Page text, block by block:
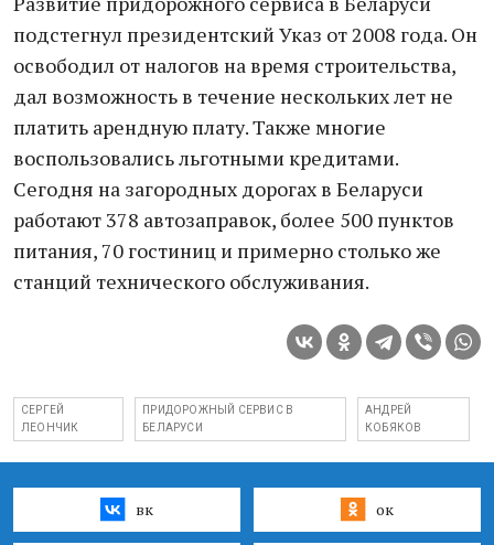
подстегнул президентский Указ от 2008 года. Он
освободил от налогов на время строительства,
дал возможность в течение нескольких лет не
платить арендную плату. Также многие
воспользовались льготными кредитами.
Сегодня на загородных дорогах в Беларуси
работают 378 автозаправок, более 500 пунктов
питания, 70 гостиниц и примерно столько же
станций технического обслуживания.
СЕРГЕЙ
ЛЕОНЧИК
ПРИДОРОЖНЫЙ СЕРВИС В
БЕЛАРУСИ
АНДРЕЙ
КОБЯКОВ
вк ок